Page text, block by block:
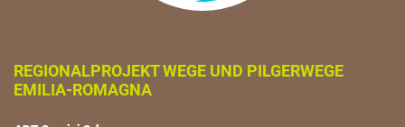
REGIONALPROJEKT WEGE UND PILGERWEGE
EMILIA-ROMAGNA